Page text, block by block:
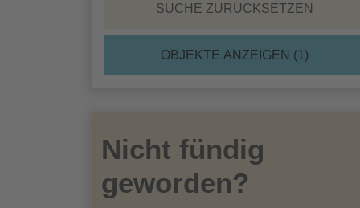
SUCHE ZURÜCKSETZEN
OBJEKTE ANZEIGEN (1 )
Nicht fündig
geworden?